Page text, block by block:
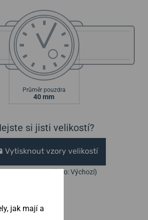
Průměr pouzdra
40 mm
si jisti velikostí?
Vytisknout vzory velikostí
tisku nastavte Měřítko: Výchozí)
jak mají a